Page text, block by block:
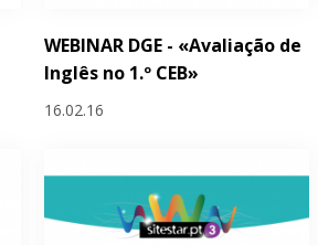
WEBINAR DGE - «Avaliação de
Inglês no 1.º CEB»
16.02.16